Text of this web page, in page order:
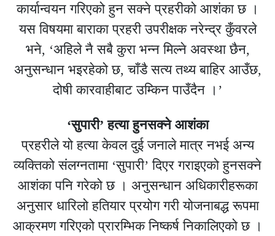
कार्यान्वयन गरिएको हुन सक्ने प्रहरीको आशंका छ ।
यस विषयमा बाराका प्रहरी उपरीक्षक नरेन्द्र कुँवरले
भने, ‘अहिले नै सबै कुरा भन्न मिल्ने अवस्था छैन,
अनुसन्धान भइरहेको छ, चाँडै सत्य तथ्य बाहिर आउँछ,
दोषी कारवाहीबाट उम्किन पाउँदैन ।’
‘सुपारी’ हत्या हुनसक्ने आशंका
प्रहरीले यो हत्या केवल दुई जनाले मात्र नभई अन्य
व्यक्तिको संलग्नतामा ‘सुपारी’ दिएर गराइएको हुनसक्ने
आशंका पनि गरेको छ । अनुसन्धान अधिकारीहरूका
अनुसार धारिलो हतियार प्रयोग गरी योजनाबद्ध रूपमा
आक्रमण गरिएको प्रारम्भिक निष्कर्ष निकालिएको छ ।